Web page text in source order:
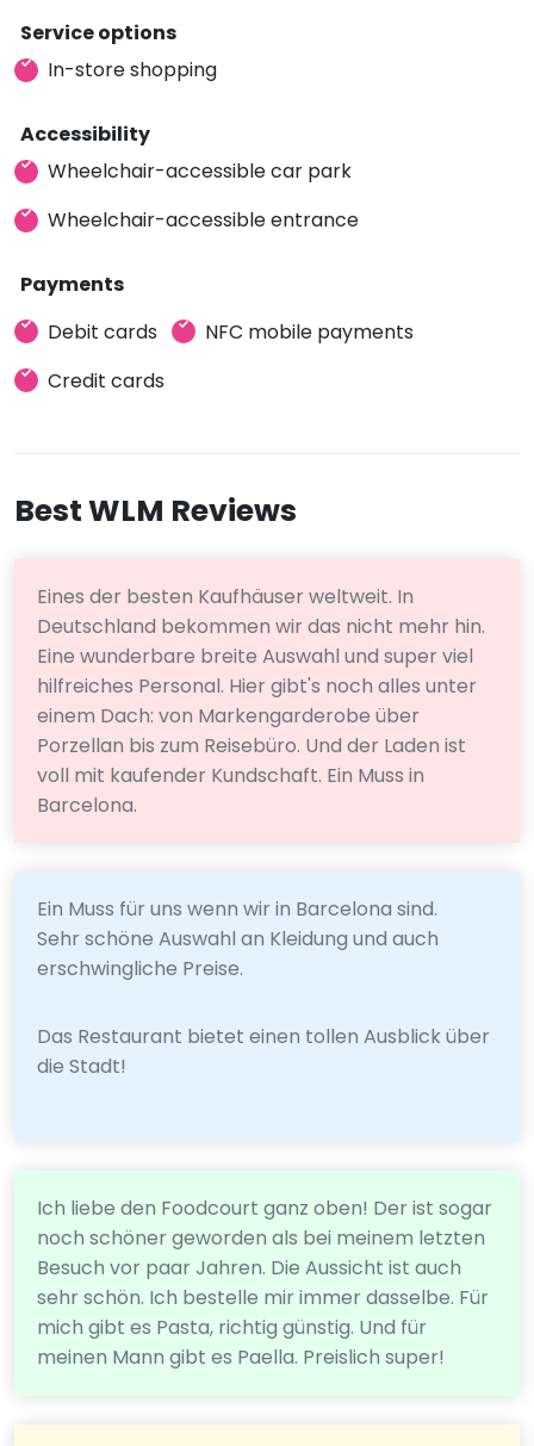
Service options
In-store shopping
Accessibility
Wheelchair-accessible car park
Wheelchair-accessible entrance
Payments
Debit cards
NFC mobile payments
Credit cards
Best WLM Reviews
Eines der besten Kaufhäuser weltweit. In
Deutschland bekommen wir das nicht mehr hin.
Eine wunderbare breite Auswahl und super viel
hilfreiches Personal. Hier gibt's noch alles unter
einem Dach: von Markengarderobe über
Porzellan bis zum Reisebüro. Und der Laden ist
voll mit kaufender Kundschaft. Ein Muss in
Barcelona.
Ein Muss für uns wenn wir in Barcelona sind.
Sehr schöne Auswahl an Kleidung und auch
erschwingliche Preise.
Das Restaurant bietet einen tollen Ausblick über
die Stadt!
Ich liebe den Foodcourt ganz oben! Der ist sogar
noch schöner geworden als bei meinem letzten
Besuch vor paar Jahren. Die Aussicht ist auch
sehr schön. Ich bestelle mir immer dasselbe. Für
mich gibt es Pasta, richtig günstig. Und für
meinen Mann gibt es Paella. Preislich super!